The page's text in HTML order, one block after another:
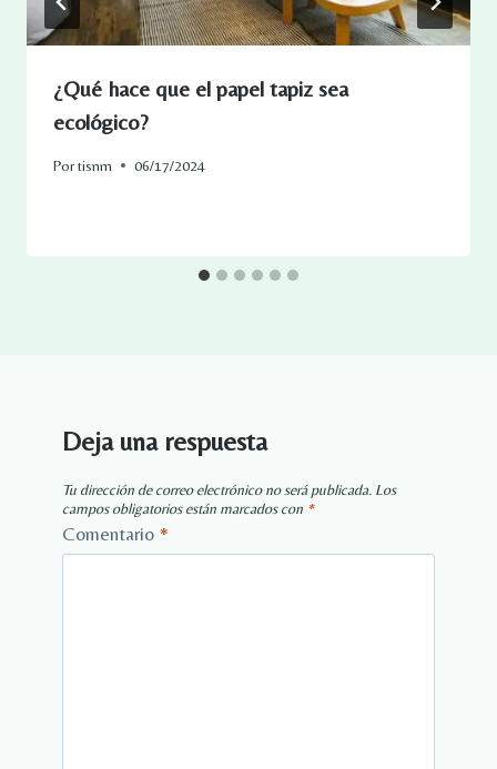
¿Qué hace que el papel tapiz sea
ecológico?
Portisnm 06/17/2024
Deja una respuesta
Tu dirección de correo electrónico no será publicada. Los
campos obligatorios están marcados con *
Comentario *